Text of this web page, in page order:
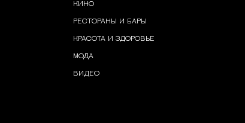
КИНО
РЕСТОРАНЫ И БАРЫ
КРАСОТА И ЗДОРОВЬЕ
МОДА
ВИДЕО